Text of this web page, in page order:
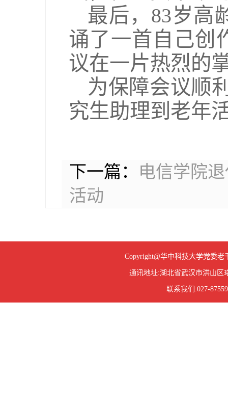
最后，83岁高
诵了一首自己创
议在一片热烈的
为保障会议顺
究生助理到老年
下一篇：
电信学院
活动
Copyright@华中科技大学党委
通讯地址:湖北省武汉市洪山区
联系我们:027-